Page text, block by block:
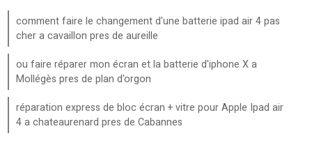
comment faire le changement d'une batterie ipad air 4 pas
cher a cavaillon pres de aureille
ou faire réparer mon écran et la batterie d'iphone X a
Mollégès pres de plan d'orgon
réparation express de bloc écran + vitre pour Apple Ipad air
4 a chateaurenard pres de Cabannes